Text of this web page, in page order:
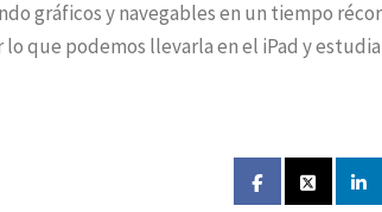
gráficos y navegables en un tiempo
lo que podemos llevarla en el iPad y